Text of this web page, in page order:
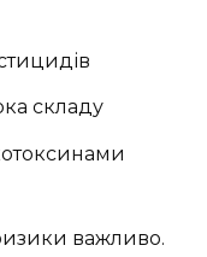
складу
важливо.